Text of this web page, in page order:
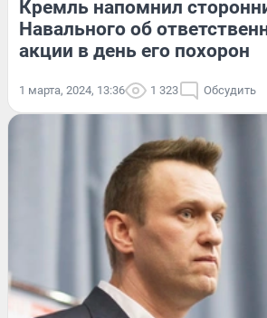
Кремль напомнил
Навального об
акции в день его похорон
1 марта, 2024, 13:36 1 323 Обсудить